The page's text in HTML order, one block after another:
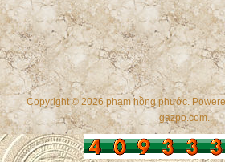
Copyright © 2026 phạm hồng phước.
gazpo.com.